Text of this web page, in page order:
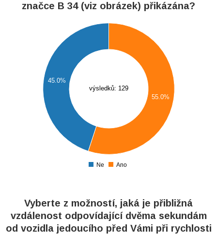
značce B 34 (viz obrázek) přikázána?
výsledků: 129
45.0%
55.0%
Ne Ano
Vyberte z možností, jaká je přibližná
vzdálenost odpovídající dvěma sekundám
od vozidla jedoucího před Vámi při rychlosti